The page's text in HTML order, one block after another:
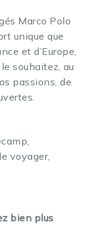
Marco Polo
unique que
et d’Europe,
souhaitez, au
passions, de
voyager,
bien plus